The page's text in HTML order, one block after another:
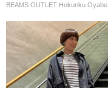
BEAMS OUTLET Hokuriku Oyabe